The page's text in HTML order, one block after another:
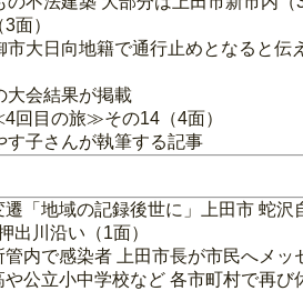
面）
大日向地籍で通行止めとなると伝
大会結果が掲載
回目の旅≫その14（4面）
子さんが執筆する記事
「地域の記録後世に」上田市 蛇沢
出川沿い（1面）
内で感染者 上田市長が市民へメッ
公立小中学校など 各市町村で再び